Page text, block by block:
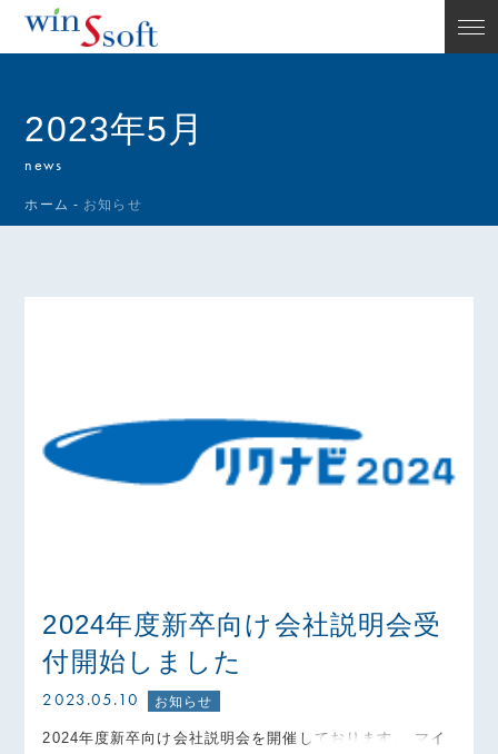
2023年5月
news
ホーム - お知らせ
2024年度新卒向け会社説明会受
付開始しました
2023.05.10 お知らせ
2024年度新卒向け会社説明会を開催しております。 マイ